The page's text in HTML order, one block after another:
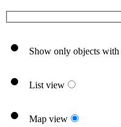
Show only objects with
List view
Map view